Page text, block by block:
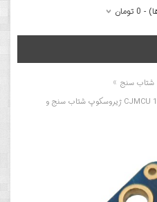
شتاب سنج »
ماژول 9 محوره CJMCU 10DOF MPU9250 BMP180 ژیروسکوپ شتاب سنج و